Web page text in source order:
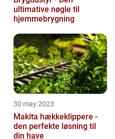
ultimative nøgle til
hjemmebrygning
30 may 2023
Makita hækkeklippere -
den perfekte løsning til
din have